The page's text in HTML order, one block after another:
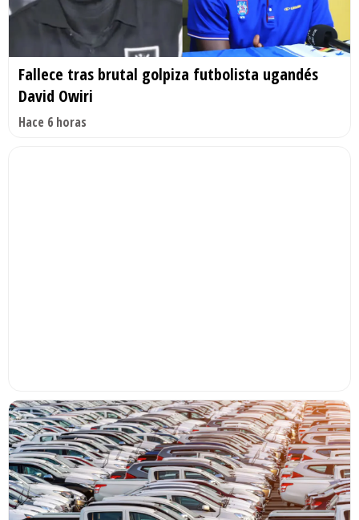
Fallece tras brutal golpiza futbolista ugandés
David Owiri
Hace 6 horas